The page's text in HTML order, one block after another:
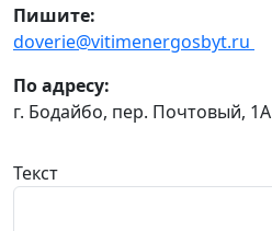
Пишите:
doverie@vitimenergosbyt.ru
По адресу:
г. Бодайбо, пер. Почтовый, 1А
Текст